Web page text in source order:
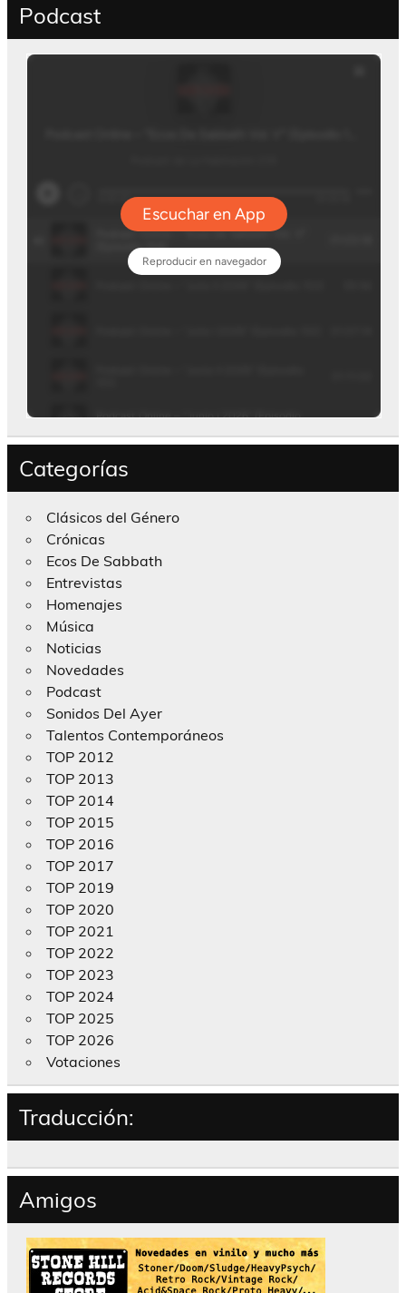
Podcast
Categorías
Clásicos del Género
Crónicas
Ecos De Sabbath
Entrevistas
Homenajes
Música
Noticias
Novedades
Podcast
Sonidos Del Ayer
Talentos Contemporáneos
TOP 2012
TOP 2013
TOP 2014
TOP 2015
TOP 2016
TOP 2017
TOP 2019
TOP 2020
TOP 2021
TOP 2022
TOP 2023
TOP 2024
TOP 2025
TOP 2026
Votaciones
Traducción:
Amigos